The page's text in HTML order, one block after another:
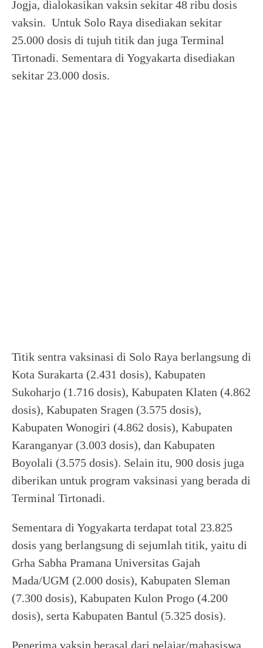
Jogja, dialokasikan vaksin sekitar 48 ribu dosis
vaksin. Untuk Solo Raya disediakan sekitar
25.000 dosis di tujuh titik dan juga Terminal
Tirtonadi. Sementara di Yogyakarta disediakan
sekitar 23.000 dosis.
Titik sentra vaksinasi di Solo Raya berlangsung di
Kota Surakarta (2.431 dosis), Kabupaten
Sukoharjo (1.716 dosis), Kabupaten Klaten (4.862
dosis), Kabupaten Sragen (3.575 dosis),
Kabupaten Wonogiri (4.862 dosis), Kabupaten
Karanganyar (3.003 dosis), dan Kabupaten
Boyolali (3.575 dosis). Selain itu, 900 dosis juga
diberikan untuk program vaksinasi yang berada di
Terminal Tirtonadi.
Sementara di Yogyakarta terdapat total 23.825
dosis yang berlangsung di sejumlah titik, yaitu di
Grha Sabha Pramana Universitas Gajah
Mada/UGM (2.000 dosis), Kabupaten Sleman
(7.300 dosis), Kabupaten Kulon Progo (4.200
dosis), serta Kabupaten Bantul (5.325 dosis).
Penerima vaksin berasal dari pelajar/mahasiswa,